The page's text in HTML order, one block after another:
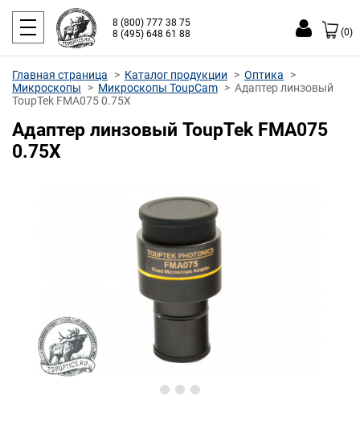
8 (800) 777 38 75
8 (495) 648 61 88
(0)
Главная страница Каталог продукции
Оптика
Микроскопы
Микроскопы ToupCam
Адаптер линзовый
ToupTek FMA075 0.75X
Адаптер линзовый ToupTek FMA075
0.75X